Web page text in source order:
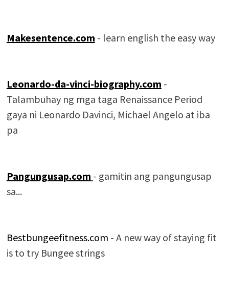
Makesentence.com - learn english the easy way
Leonardo-da-vinci-biography.com -
Talambuhay ng mga taga Renaissance Period
gaya ni Leonardo Davinci, Michael Angelo at iba
pa
Pangungusap.com - gamitin ang pangungusap
sa...
Bestbungeefitness.com - A new way of staying fit
is to try Bungee strings